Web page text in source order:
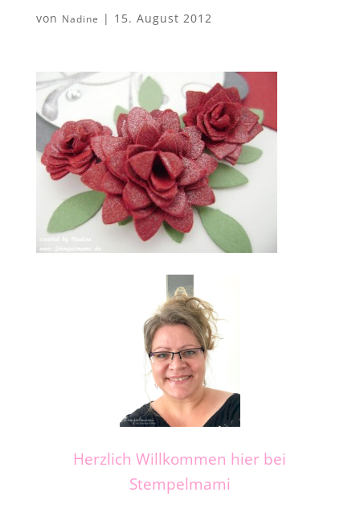
von Nadine | 15. August 2012
Herzlich Willkommen hier bei
Stempelmami